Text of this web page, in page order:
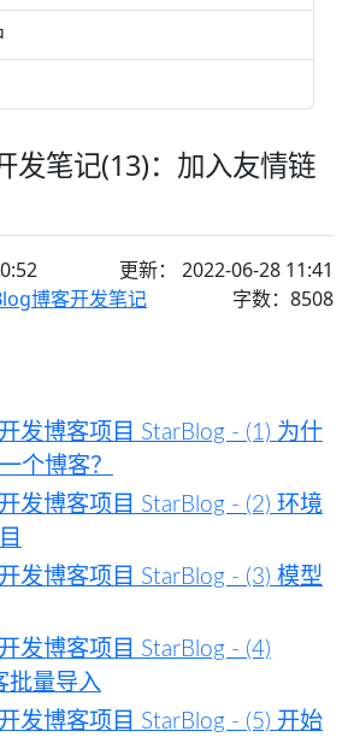
发笔记(13)：加入友情链
更新： 2022-06-28 11:41
博客开发笔记 字数：8508
发博客项目 StarBlog - (1) 为什
个博客？
发博客项目 StarBlog - (2) 环境
发博客项目 StarBlog - (3) 模型
发博客项目 StarBlog - (4)
批量导入
发博客项目 StarBlog - (5) 开始